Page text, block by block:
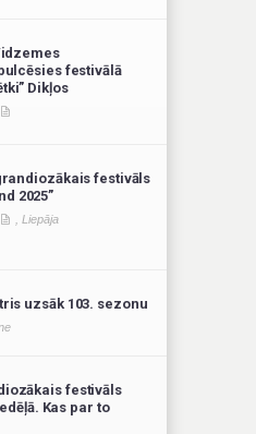
festivālā
Dikļos
festivāls
2025”
,Liepāja
uzsāk 103. sezonu
festivāls
Kas par to